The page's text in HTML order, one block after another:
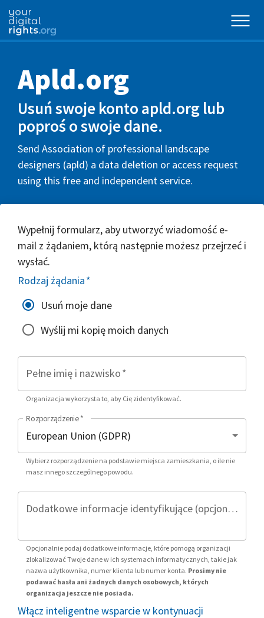
Apld.org
Usuń swoje konto apld.org lub
poproś o swoje dane.
Send Association of professional landscape
designers (apld) a data deletion or access request
using this free and independent service.
Wypełnij formularz, aby utworzyć wiadomość e-
mail z żądaniem, którą następnie możesz przejrzeć i
wysłać.
Rodzaj żądania*
Usuń moje dane
Wyślij mi kopię moich danych
Pełne imię i nazwisko*
Organizacja wykorzysta to, aby Cię zidentyfikować.
Rozporządzenie*
Wybierz rozporządzenie na podstawie miejsca zamieszkania, o ile nie
masz innego szczególnego powodu.
Dodatkowe informacje identyfikujące (opcjonalnie)
Opcjonalnie podaj dodatkowe informacje, które pomogą organizacji
zlokalizować Twoje dane w ich systemach informatycznych, takie jak
nazwa użytkownika, numer klienta lub numer konta. Prosimy nie
podawać hasła ani żadnych danych osobowych, których
organizacja jeszcze nie posiada.
Włącz inteligentne wsparcie w kontynuacji